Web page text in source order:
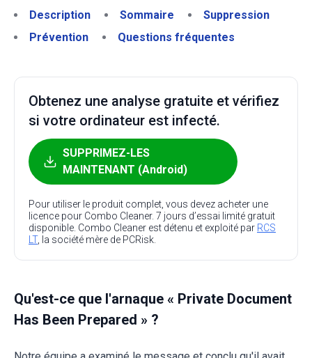
Description
Sommaire
Suppression
Prévention
Questions fréquentes
Obtenez une analyse gratuite et vérifiez
si votre ordinateur est infecté.
SUPPRIMEZ-LES
MAINTENANT (Android)
Pour utiliser le produit complet, vous devez acheter une
licence pour Combo Cleaner. 7 jours d’essai limité gratuit
disponible. Combo Cleaner est détenu et exploité par RCS
LT, la société mère de PCRisk.
Qu'est-ce que l'arnaque « Private Document
Has Been Prepared » ?